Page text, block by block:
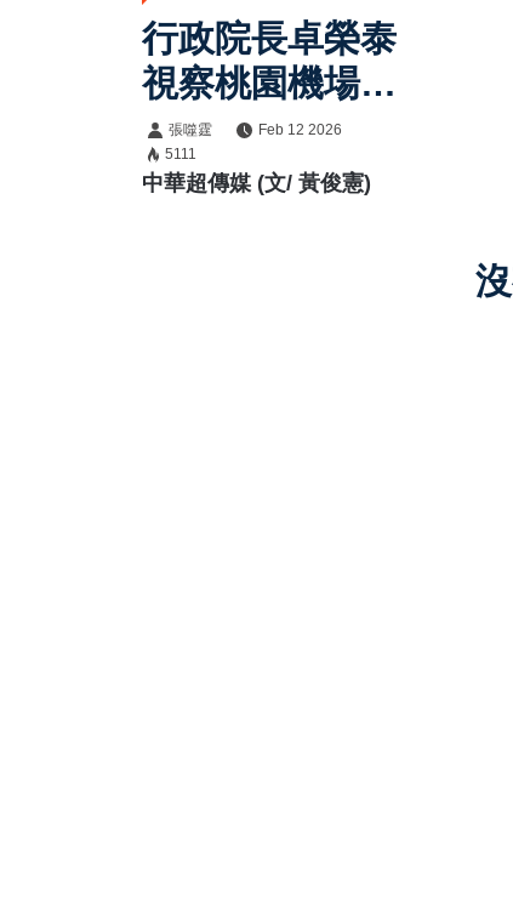
行政院長卓榮泰
視察桃園機場邊
境檢疫整備 強
調「層層守護、
張噬霆
Feb 12 2026
5111
中華超傳媒 (文/ 黃俊憲)